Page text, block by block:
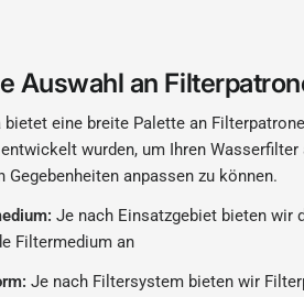
Auswahl an
bietet eine breite Palette an
wurden, um Ihren Wasserfilter
Gegebenheiten anpassen zu können.
Je nach Einsatzgebiet bieten wir
Filtermedium an
Je nach Filtersystem bieten wir